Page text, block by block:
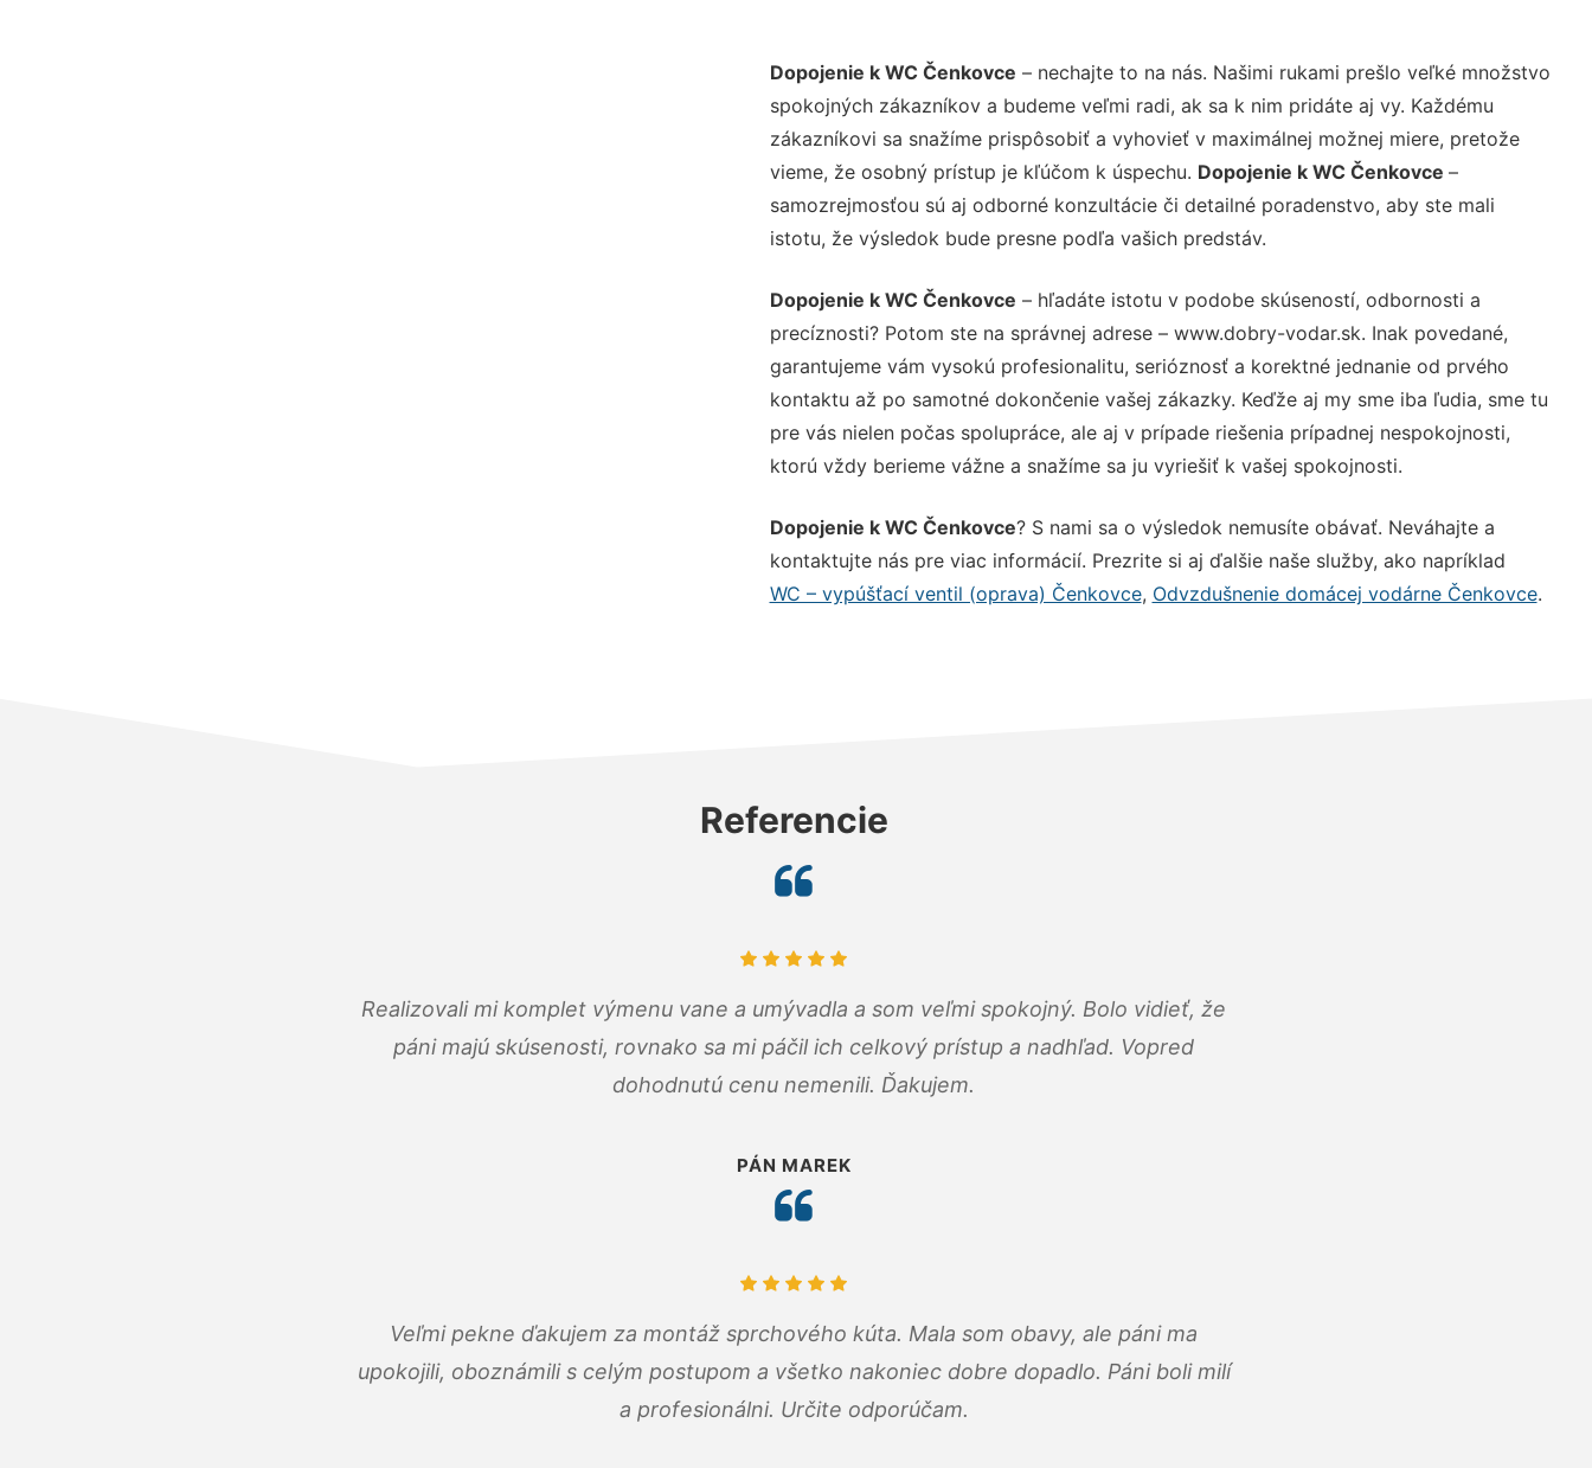
Dopojenie k WC Čenkovce – nechajte to na nás. Našimi rukami prešlo veľké množstvo
spokojných zákazníkov a budeme veľmi radi, ak sa k nim pridáte aj vy. Každému
zákazníkovi sa snažíme prispôsobiť a vyhovieť v maximálnej možnej miere, pretože
vieme, že osobný prístup je kľúčom k úspechu. Dopojenie k WC Čenkovce –
samozrejmosťou sú aj odborné konzultácie či detailné poradenstvo, aby ste mali
istotu, že výsledok bude presne podľa vašich predstáv.
Dopojenie k WC Čenkovce – hľadáte istotu v podobe skúseností, odbornosti a
precíznosti? Potom ste na správnej adrese – www.dobry-vodar.sk. Inak povedané,
garantujeme vám vysokú profesionalitu, serióznosť a korektné jednanie od prvého
kontaktu až po samotné dokončenie vašej zákazky. Keďže aj my sme iba ľudia, sme tu
pre vás nielen počas spolupráce, ale aj v prípade riešenia prípadnej nespokojnosti,
ktorú vždy berieme vážne a snažíme sa ju vyriešiť k vašej spokojnosti.
Dopojenie k WC Čenkovce? S nami sa o výsledok nemusíte obávať. Neváhajte a
kontaktujte nás pre viac informácií. Prezrite si aj ďalšie naše služby, ako napríklad
WC – vypúšťací ventil (oprava) Čenkovce, Odvzdušnenie domácej vodárne Čenkovce.
Referencie
Realizovali mi komplet výmenu vane a umývadla a som veľmi spokojný. Bolo vidieť, že
páni majú skúsenosti, rovnako sa mi páčil ich celkový prístup a nadhľad. Vopred
dohodnutú cenu nemenili. Ďakujem.
PÁN MAREK
Veľmi pekne ďakujem za montáž sprchového kúta. Mala som obavy, ale páni ma
upokojili, oboznámili s celým postupom a všetko nakoniec dobre dopadlo. Páni boli milí
a profesionálni. Určite odporúčam.